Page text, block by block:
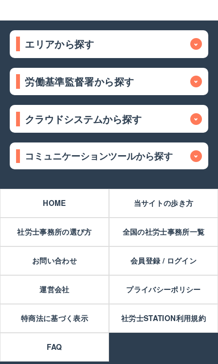
エリアから探す
労働基準監督署から探す
クラウドシステムから探す
コミュニケーションツールから探す
HOME 当サイトの歩き方
社労士事務所の選び方 全国の社労士事務所一覧
お問い合わせ 会員登録 / ログイン
運営会社 プライバシーポリシー
特商法に基づく表示 社労士STATION利用規約
FAQ